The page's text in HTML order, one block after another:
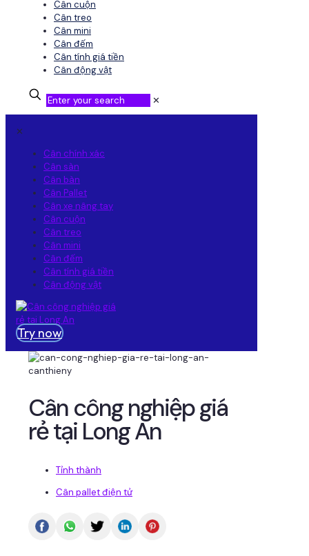
Cân cuộn
Cân treo
Cân mini
Cân đếm
Cân tính giá tiền
Cân động vật
✕
✕
Cân chính xác
Cân sàn
Cân bàn
Cân Pallet
Cân xe nâng tay
Cân cuộn
Cân treo
Cân mini
Cân đếm
Cân tính giá tiền
Cân động vật
Try now
Cân công nghiệp giá
rẻ tại Long An
Tỉnh thành
Cân pallet điện tử